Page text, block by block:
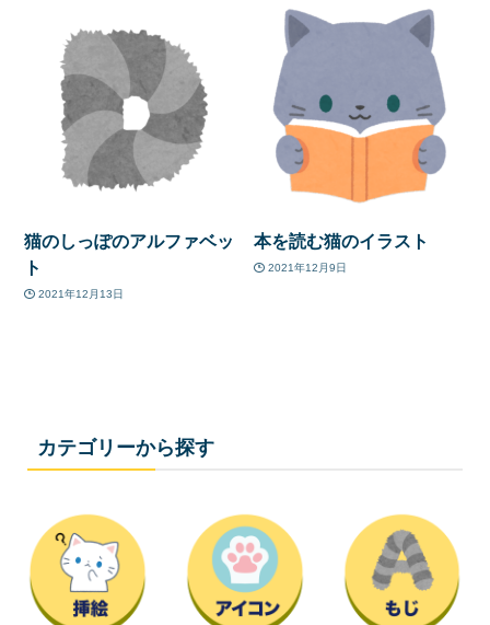
猫のしっぽのアルファベッ
ト
2021年12月13日
本を読む猫のイラスト
2021年12月9日
カテゴリーから探す